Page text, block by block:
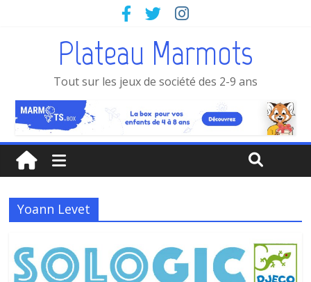
Plateau Marmots
Tout sur les jeux de société des 2-9 ans
Yoann Levet